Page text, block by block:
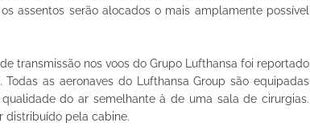
assentos serão alocados o mais amplamente possível
transmissão nos voos do Grupo Lufthansa foi reportado
as aeronaves do Lufthansa Group são equipadas
do ar semelhante à de uma sala de cirurgias.
distribuído pela cabine.